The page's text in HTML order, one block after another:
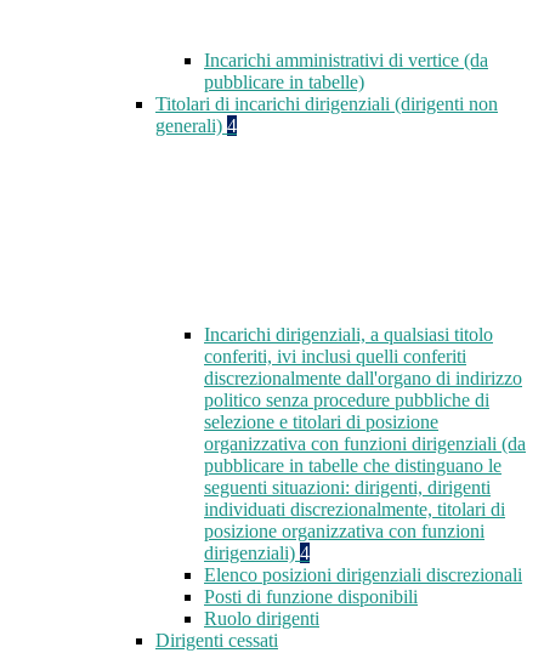
Incarichi amministrativi di vertice (da
pubblicare in tabelle)
Titolari di incarichi dirigenziali (dirigenti non
generali) 4
Incarichi dirigenziali, a qualsiasi titolo
conferiti, ivi inclusi quelli conferiti
discrezionalmente dall'organo di indirizzo
politico senza procedure pubbliche di
selezione e titolari di posizione
organizzativa con funzioni dirigenziali (da
pubblicare in tabelle che distinguano le
seguenti situazioni: dirigenti, dirigenti
individuati discrezionalmente, titolari di
posizione organizzativa con funzioni
dirigenziali) 4
Elenco posizioni dirigenziali discrezionali
Posti di funzione disponibili
Ruolo dirigenti
Dirigenti cessati